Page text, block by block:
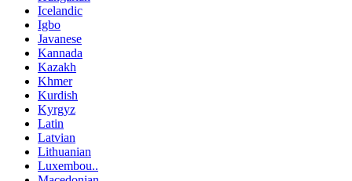
Icelandic
Igbo
Javanese
Kannada
Kazakh
Khmer
Kurdish
Kyrgyz
Latin
Latvian
Lithuanian
Luxembou..